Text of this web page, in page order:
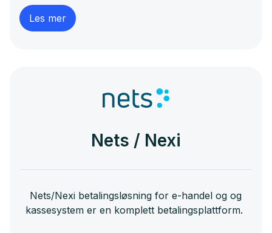
Les mer
Nets / Nexi
Nets/Nexi betalingsløsning for e-handel og og
kassesystem er en komplett betalingsplattform.